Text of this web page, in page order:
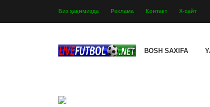
Биз ҳақимизда Реклама Контакт Х-сайт
BOSH SAXIFA